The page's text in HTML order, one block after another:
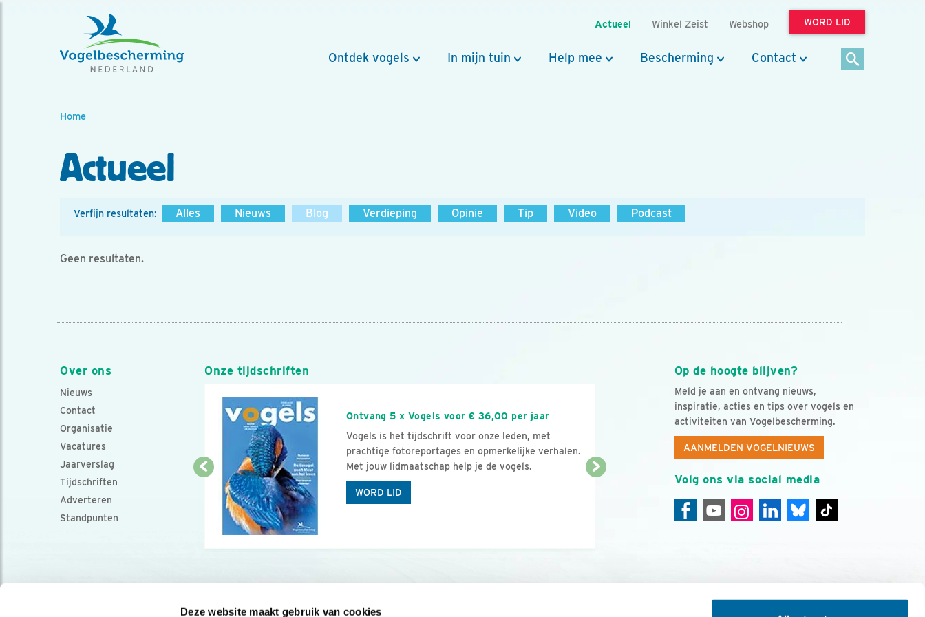
Deze website maakt gebruik van cookies
Actueel Winkel Zeist Webshop WORD LID
Ontdek vogels In mijn tuin Help mee Bescherming Contact
Home
Actueel
Verfijn resultaten: Alles Nieuws Blog Verdieping Opinie Tip Video Podcast
Geen resultaten.
Over ons
Nieuws
Contact
Organisatie
Vacatures
Jaarverslag
Tijdschriften
Adverteren
Standpunten
Op de hoogte blijven?
Meld je aan en ontvang nieuws,
inspiratie, acties en tips over vogels en
activiteiten van Vogelbescherming.
AANMELDEN VOGELNIEUWS
Volg ons via social media
Onze tijdschriften
Ontvang 5 x Vogels voor € 36,00 per jaar
Vogels is het tijdschrift voor onze leden, met
prachtige fotoreportages en opmerkelijke verhalen.
Met jouw lidmaatschap help je de vogels.
WORD LID